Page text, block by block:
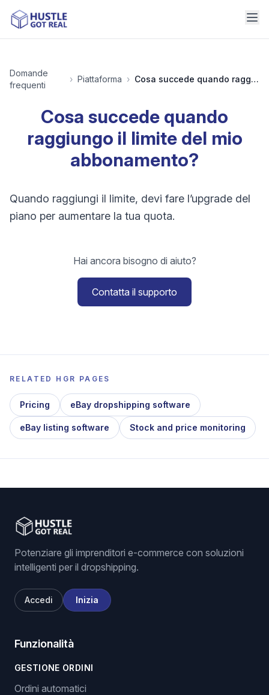
Domande
frequenti
› Piattaforma › Cosa succede quando raggiungo il limite del mio abbonamento?
Cosa succede quando
raggiungo il limite del mio
abbonamento?
Quando raggiungi il limite, devi fare l’upgrade del
piano per aumentare la tua quota.
Hai ancora bisogno di aiuto?
Contatta il supporto
RELATED HGR PAGES
Pricing eBay dropshipping software
eBay listing software Stock and price monitoring
Potenziare gli imprenditori e-commerce con soluzioni
intelligenti per il dropshipping.
Accedi Inizia
Funzionalità
GESTIONE ORDINI
Ordini automatici